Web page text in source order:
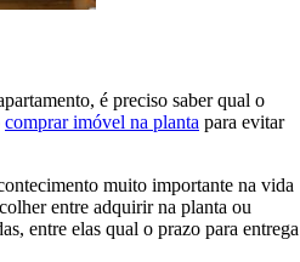
é preciso saber qual o
comprar imóvel na planta para evitar
muito importante na vida
entre adquirir na planta ou
entre elas qual o prazo para entrega